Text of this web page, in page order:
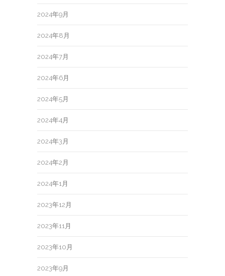
2024年9月
2024年8月
2024年7月
2024年6月
2024年5月
2024年4月
2024年3月
2024年2月
2024年1月
2023年12月
2023年11月
2023年10月
2023年9月